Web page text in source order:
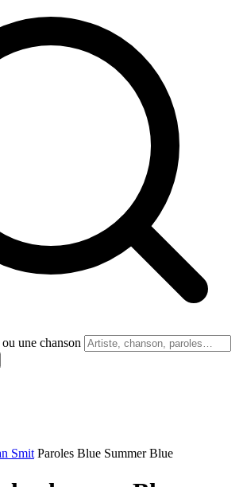
une chanson
Smit Paroles Blue Summer Blue